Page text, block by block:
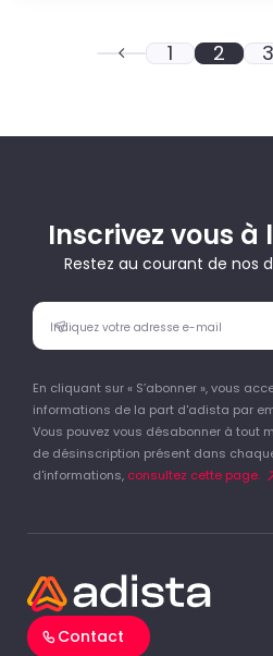
1 2 3
Inscrivez vous à
Restez au courant de nos
En cliquant sur « S’abonner », vous
informations de la part d'adista par
Vous pouvez vous désabonner à tout
de désinscription présent dans
d'informations, consultez cette page.
Contact